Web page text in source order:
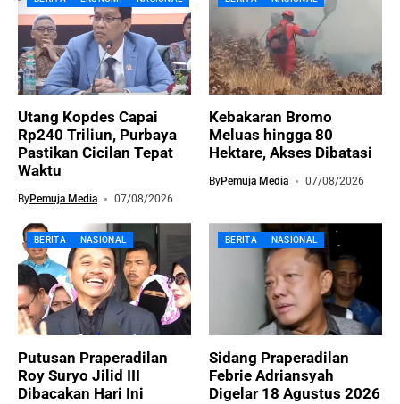
Utang Kopdes Capai
Rp240 Triliun, Purbaya
Pastikan Cicilan Tepat
Waktu
ByPemuja Media 07/08/2026
Kebakaran Bromo
Meluas hingga 80
Hektare, Akses Dibatasi
ByPemuja Media 07/08/2026
BERITA NASIONAL
Putusan Praperadilan
Roy Suryo Jilid III
Dibacakan Hari Ini
BERITA NASIONAL
Sidang Praperadilan
Febrie Adriansyah
Digelar 18 Agustus 2026